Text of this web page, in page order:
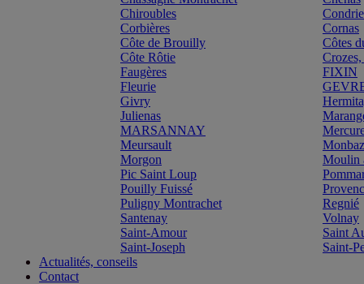
Chiroubles
Corbières
Cornas
Côte de Brouilly
Côtes
Côte Rôtie
Faugères
FIXIN
Fleurie
Givry
Julienas
MARSANNAY
Meursault
Morgon
Moulin
Pic Saint Loup
Pouilly Fuissé
Puligny Montrachet
Regnié
Santenay
Volnay
Saint-Amour
Saint
Saint-Joseph
Saint-
Actualités, conseils
Contact